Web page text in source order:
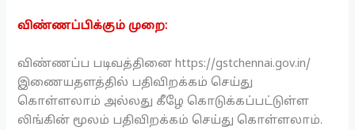
விண்ணப்பிக்கும் முறை:
விண்ணப்ப படிவத்தினை https://gstchennai.gov.in/
இணையதளத்தில் பதிவிறக்கம் செய்து
கொள்ளலாம் அல்லது கீழே கொடுக்கப்பட்டுள்ள
லிங்கின் மூலம் பதிவிறக்கம் செய்து கொள்ளலாம்.